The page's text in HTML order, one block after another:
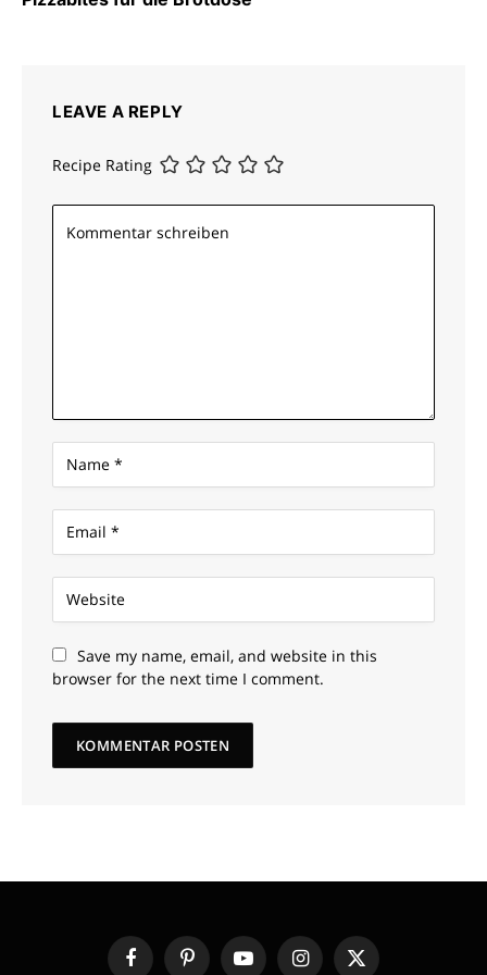
LEAVE A REPLY
Recipe Rating
Save my name, email, and website in this
browser for the next time I comment.
FacebookPinterestYouTubeInstagram
X